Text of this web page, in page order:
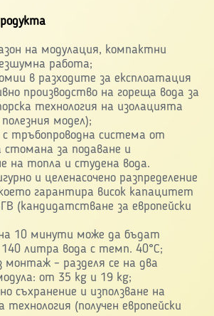
на модулация, компактни
работа;
в разходите за експлоатация
производство на гореща вода за
технология на изолацията
модел);
с тръбопроводна система от
за подаване и
на топла и студена вода.
и целенасочено разпределение
гарантира висок капацитет
(кандидатстване за европейски
10 минути може да бъдат
литра вода с темп. 40°C;
монтаж – разделя се на два
от 35 kg и 19 kg;
съхранение и използване на
технология (получен европейски